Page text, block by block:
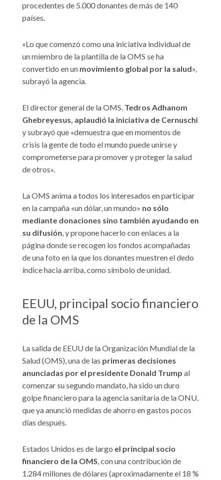
procedentes de 5.000 donantes de más de 140
países.
«Lo que comenzó como una iniciativa individual de
un miembro de la plantilla de la OMS se ha
convertido en un movimiento global por la salud»,
subrayó la agencia.
El director general de la OMS, Tedros Adhanom
Ghebreyesus, aplaudió la iniciativa de Cernuschi
y subrayó que «demuestra que en momentos de
crisis la gente de todo el mundo puede unirse y
comprometerse para promover y proteger la salud
de otros».
La OMS anima a todos los interesados en participar
en la campaña «un dólar, un mundo» no sólo
mediante donaciones sino también ayudando en
su difusión, y propone hacerlo con enlaces a la
página donde se recogen los fondos acompañadas
de una foto en la que los donantes muestren el dedo
índice hacia arriba, como símbolo de unidad.
EEUU, principal socio financiero
de la OMS
La salida de EEUU de la Organización Mundial de la
Salud (OMS), una de las primeras decisiones
anunciadas por el presidente Donald Trump al
comenzar su segundo mandato, ha sido un duro
golpe financiero para la agencia sanitaria de la ONU,
que ya anunció medidas de ahorro en gastos pocos
días después.
Estados Unidos es de largo el principal socio
financiero de la OMS, con una contribución de
1.284 millones de dólares (aproximadamente el 18 %